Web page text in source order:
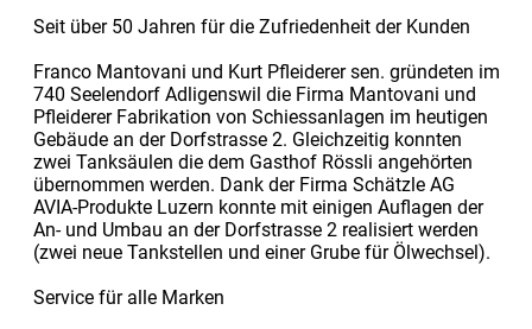
Seit über 50 Jahren für die Zufriedenheit der Kunden
Franco Mantovani und Kurt Pfleiderer sen. gründeten im
740 Seelendorf Adligenswil die Firma Mantovani und
Pfleiderer Fabrikation von Schiessanlagen im heutigen
Gebäude an der Dorfstrasse 2. Gleichzeitig konnten
zwei Tanksäulen die dem Gasthof Rössli angehörten
übernommen werden. Dank der Firma Schätzle AG
AVIA-Produkte Luzern konnte mit einigen Auflagen der
An- und Umbau an der Dorfstrasse 2 realisiert werden
(zwei neue Tankstellen und einer Grube für Ölwechsel).
Service für alle Marken